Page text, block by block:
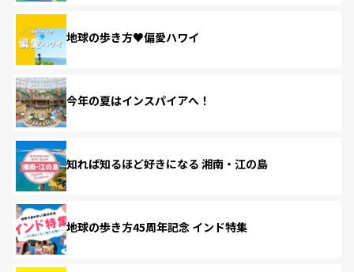
地球の歩き方♥偏愛ハワイ
今年の夏はインスパイアへ！
知れば知るほど好きになる 湘南・江の島
地球の歩き方45周年記念 インド特集